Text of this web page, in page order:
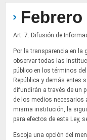
Febrero
Art. 7. Difusión de
Por la transparencia en
observar todas las
público en los términos
República y demás entes
difundirán a través de un
de los medios necesarios
misma institución, la
para efectos de esta Ley,
Escoja una opción del